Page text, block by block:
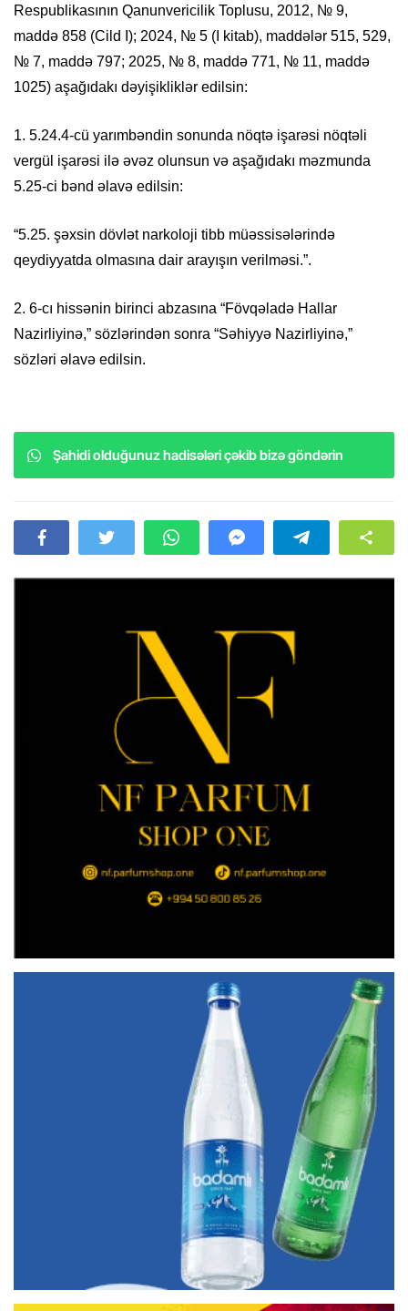
Respublikasının Qanunvericilik Toplusu, 2012, № 9,
maddə 858 (Cild I); 2024, № 5 (I kitab), maddələr 515, 529,
№ 7, maddə 797; 2025, № 8, maddə 771, № 11, maddə
1025) aşağıdakı dəyişikliklər edilsin:
1. 5.24.4-cü yarımbəndin sonunda nöqtə işarəsi nöqtəli
vergül işarəsi ilə əvəz olunsun və aşağıdakı məzmunda
5.25-ci bənd əlavə edilsin:
“5.25. şəxsin dövlət narkoloji tibb müəssisələrində
qeydiyyatda olmasına dair arayışın verilməsi.”.
2. 6-cı hissənin birinci abzasına “Fövqəladə Hallar
Nazirliyinə,” sözlərindən sonra “Səhiyyə Nazirliyinə,”
sözləri əlavə edilsin.
Şahidi olduğunuz hadisələri çəkib bizə göndərin